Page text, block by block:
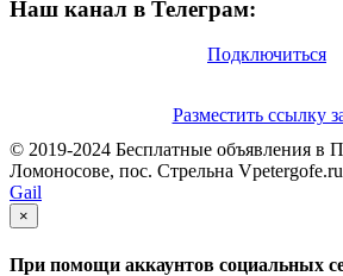
Наш канал в Телеграм:
Подключиться
Разместить ссылку
© 2019-2024 Бесплатные объявления в
Ломоносове, пос. Стрельна
Gail
×
При помощи аккаунтов социальных